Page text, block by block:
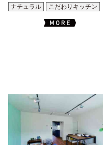
ナチュラル
こだわりキッチン